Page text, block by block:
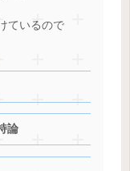
ているので
論